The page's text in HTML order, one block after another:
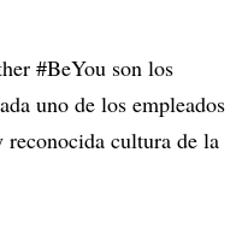
#BeYou son los
uno de los empleados
cultura de la